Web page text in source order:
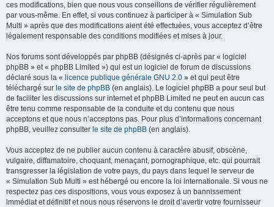
ces modifications, bien que nous vous conseillons de vérifier régulièrement
par vous-même. En effet, si vous continuez à participer à « Simulation Sub
Multi » après que des modifications aient été effectuées, vous acceptez d’être
légalement responsable des conditions modifiées et mises à jour.
Nos forums sont développés par phpBB (désignés ci-après par « logiciel
phpBB » et « phpBB Limited ») qui est un logiciel de forum de discussions
déclaré sous la « licence publique générale GNU 2.0 » et qui peut être
téléchargé sur le site de phpBB (en anglais). Le logiciel phpBB a pour seul but
de faciliter les discussions sur internet et phpBB Limited ne peut en aucun cas
être tenu comme responsable de la conduite et du contenu que nous
acceptons et que nous n’acceptons pas. Pour plus d’informations concernant
phpBB, veuillez consulter le site de phpBB (en anglais).
Vous acceptez de ne publier aucun contenu à caractère abusif, obscène,
vulgaire, diffamatoire, choquant, menaçant, pornographique, etc. qui pourrait
transgresser la législation de votre pays, du pays dans lequel le serveur de
« Simulation Sub Multi » est hébergé ou encore la loi internationale. Si vous ne
respectez pas ces dispositions, vous vous exposez à un bannissement
immédiat et définitif et nous nous réservons le droit d’avertir votre fournisseur